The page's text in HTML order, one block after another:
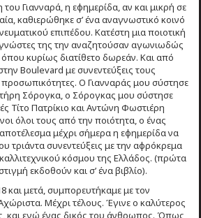
Γιανναρά, η εφημερίδα, αν και μικρή σε
καθιερώθηκε σ’ ένα αναγνωστικό κοινό
επιπέδου. Κατέστη μια ποιοτική
της την αναζητούσαν αγωνιωδώς
κυρίως διατίθετο δωρεάν. Και από
Boulevard με συνεντεύξεις τους
προσωπικότητες. Ο Γιανναράς μου σύστησε
Σόρογκα, ο Σόρογκας μου σύστησε
Τίτο Πατρίκιο και Αντώνη Φωστιέρη
όλοι τους από την ποιότητα, ο ένας
μέχρι σήμερα η εφημερίδα να
τριάντα συνεντεύξεις με την αφρόκρεμα
κόσμου της Ελλάδος. (πρώτα
εκδοθούν και σ’ ένα βιβλίο).
και μετά, συμπορευτήκαμε με τον
Μέχρι τέλους. Έγινε ο καλύτερος
και εγώ ένας δικός του άνθρωπος. Όπως